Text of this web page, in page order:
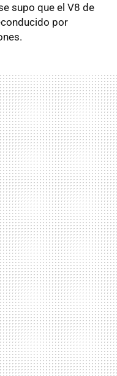
supo que el V8 de
por